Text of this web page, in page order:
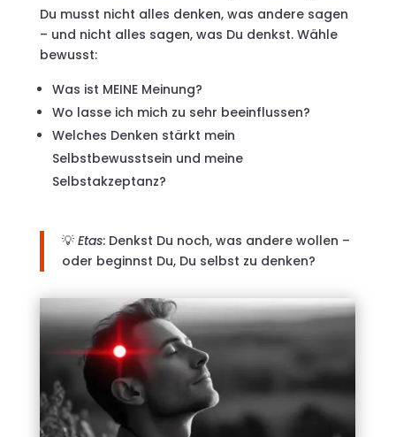
Du musst nicht alles denken, was andere sagen
– und nicht alles sagen, was Du denkst. Wähle
bewusst:
Was ist MEINE Meinung?
Wo lasse ich mich zu sehr beeinflussen?
Welches Denken stärkt mein
Selbstbewusstsein und meine
Selbstakzeptanz?
💡 Etas: Denkst Du noch, was andere wollen –
oder beginnst Du, Du selbst zu denken?